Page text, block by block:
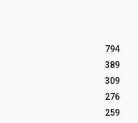
794
389
309
276
259